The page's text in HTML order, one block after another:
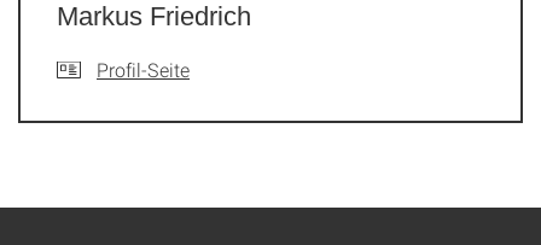
Markus Friedrich
Profil-Seite